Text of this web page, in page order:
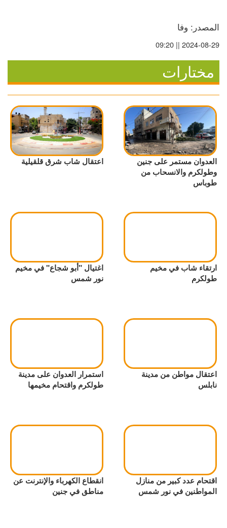
المصدر: وفا
2024-08-29 || 09:20
مختارات
العدوان مستمر على جنين
وطولكرم والانسحاب من
طوباس
اعتقال شاب شرق قلقيلية
ارتقاء شاب في مخيم
طولكرم
اغتيال "أبو شجاع" في مخيم
نور شمس
اعتقال مواطن من مدينة
نابلس
استمرار العدوان على مدينة
طولكرم واقتحام مخيمها
اقتحام عدد كبير من منازل
المواطنين في نور شمس
انقطاع الكهرباء والإنترنت عن
مناطق في جنين